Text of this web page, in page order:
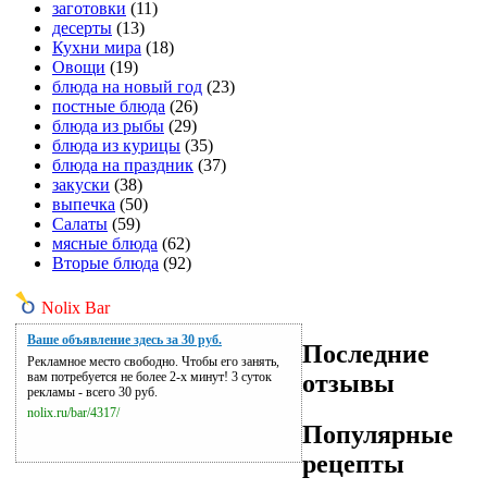
заготовки (11)
десерты (13)
Кухни мира (18)
Овощи (19)
блюда на новый год (23)
постные блюда (26)
блюда из рыбы (29)
блюда из курицы (35)
блюда на праздник (37)
закуски (38)
выпечка (50)
Салаты (59)
мясные блюда (62)
Вторые блюда (92)
Nolix Bar
Ваше объявление здесь за 30 руб.
Рекламное место свободно. Чтобы его занять,
вам потребуется не более 2-х минут! 3 суток
рекламы - всего 30 руб.
nolix.ru/bar/4317/
Последние
отзывы
Популярные
рецепты